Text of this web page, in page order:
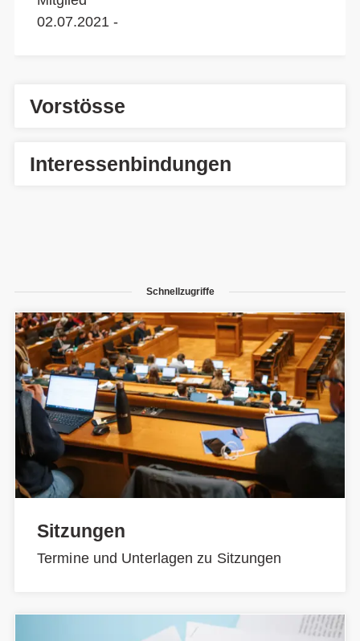
02.07.2021 -
Vorstösse
Interessenbindungen
Schnellzugriffe
Sitzungen
Termine und Unterlagen zu Sitzungen